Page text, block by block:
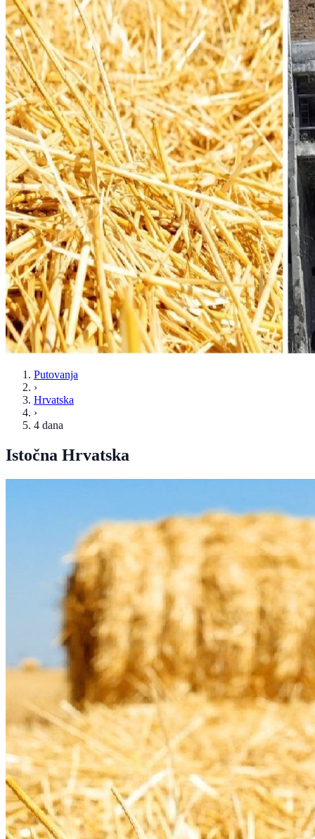
Putovanja
›
Hrvatska
›
4 dana
Istočna Hrvatska